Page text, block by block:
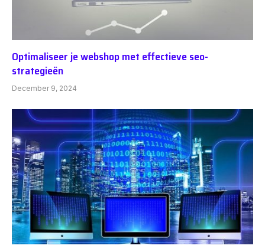
Optimaliseer je webshop met effectieve seo-
strategieën
December 9, 2024